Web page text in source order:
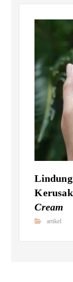
Cream
artikel